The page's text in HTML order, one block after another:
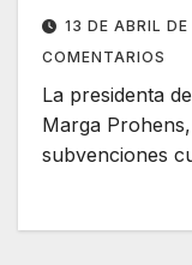
13 DE ABRIL
COMENTARIOS
La presidenta
Marga
subvenciones